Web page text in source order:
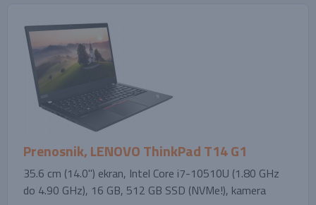
Prenosnik, LENOVO ThinkPad T14 G1
35.6 cm (14.0'') ekran, Intel Core i7-10510U (1.80 GHz
do 4.90 GHz), 16 GB, 512 GB SSD (NVMe!), kamera